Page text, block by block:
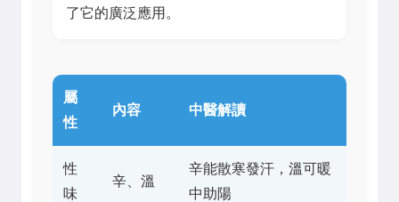
了它的廣泛應用。
屬
性
內容 中醫解讀
性
味
辛、溫
辛能散寒發汗，溫可暖
中助陽